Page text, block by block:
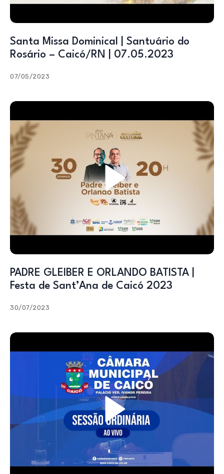
Santa Missa Dominical | Santuário do
Rosário – Caicó/RN | 07.05.2023
07/05/2023
PADRE GLEIBER E ORLANDO BATISTA |
Festa de Sant’Ana de Caicó 2023
30/07/2023